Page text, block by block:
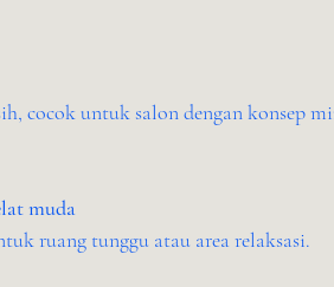
muda
ruang tunggu atau area relaksasi.